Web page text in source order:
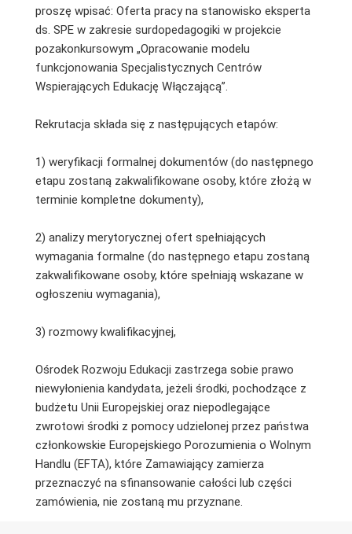
proszę wpisać: Oferta pracy na stanowisko eksperta
ds. SPE w zakresie surdopedagogiki w projekcie
pozakonkursowym „Opracowanie modelu
funkcjonowania Specjalistycznych Centrów
Wspierających Edukację Włączającą”.
Rekrutacja składa się z następujących etapów:
1) weryfikacji formalnej dokumentów (do następnego
etapu zostaną zakwalifikowane osoby, które złożą w
terminie kompletne dokumenty),
2) analizy merytorycznej ofert spełniających
wymagania formalne (do następnego etapu zostaną
zakwalifikowane osoby, które spełniają wskazane w
ogłoszeniu wymagania),
3) rozmowy kwalifikacyjnej,
Ośrodek Rozwoju Edukacji zastrzega sobie prawo
niewyłonienia kandydata, jeżeli środki, pochodzące z
budżetu Unii Europejskiej oraz niepodlegające
zwrotowi środki z pomocy udzielonej przez państwa
członkowskie Europejskiego Porozumienia o Wolnym
Handlu (EFTA), które Zamawiający zamierza
przeznaczyć na sfinansowanie całości lub części
zamówienia, nie zostaną mu przyznane.